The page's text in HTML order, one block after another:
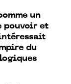
un
pouvoir et
du